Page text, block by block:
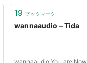
19 ブックマーク
wannaaudio – Tida